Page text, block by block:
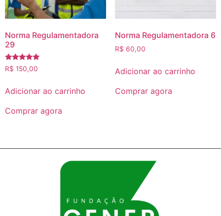
Norma Regulamentadora
29
Avaliação
5.00
R$ 150,00
Adicionar ao carrinho
Comprar agora
Norma Regulamentadora 6
R$ 60,00
Adicionar ao carrinho
Comprar agora